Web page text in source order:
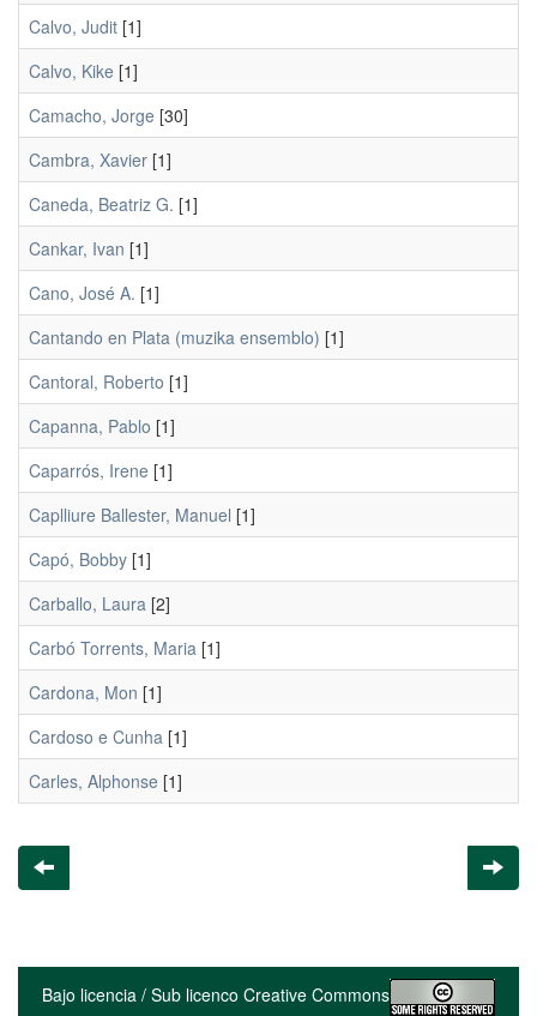
Calvo, Judit [1]
Calvo, Kike [1]
Camacho, Jorge [30]
Cambra, Xavier [1]
Caneda, Beatriz G. [1]
Cankar, Ivan [1]
Cano, José A. [1]
Cantando en Plata (muzika ensemblo) [1]
Cantoral, Roberto [1]
Capanna, Pablo [1]
Caparrós, Irene [1]
Caplliure Ballester, Manuel [1]
Capó, Bobby [1]
Carballo, Laura [2]
Carbó Torrents, Maria [1]
Cardona, Mon [1]
Cardoso e Cunha [1]
Carles, Alphonse [1]
Bajo licencia / Sub licenco Creative Commons